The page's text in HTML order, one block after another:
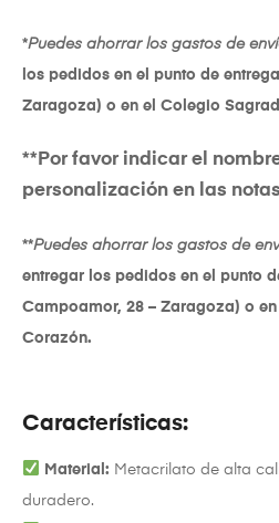
*Puedes ahorrar los gastos de
los pedidos en el punto de
Zaragoza) o en el Colegio
**Por favor indicar el
personalización en las
**Puedes ahorrar los gastos de
entregar los pedidos en el punto
Campoamor, 28 – Zaragoza) o
Corazón.
Características:
Material: Metacrilato de alta
duradero.